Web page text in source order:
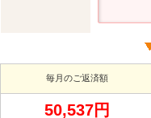
毎月のご返済額
50,537円